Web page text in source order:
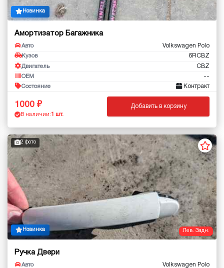
Новинка
Амортизатор Багажника
Авто Volkswagen Polo
Кузов 6RCBZ
Двигатель CBZ
OEM --
Состояние Контракт
1000
В наличии: 1 шт.
Добавить в корзину
Лев. Задн.
2 фото
Новинка
Ручка Двери
Авто Volkswagen Polo